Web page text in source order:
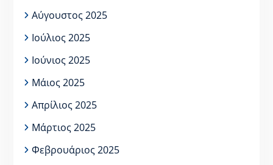
Αύγουστος 2025
Ιούλιος 2025
Ιούνιος 2025
Μάιος 2025
Απρίλιος 2025
Μάρτιος 2025
Φεβρουάριος 2025